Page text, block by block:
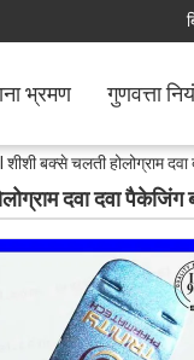
भ्रमण गुणवत्ता
शीशी बक्से चलती होलोग्राम
दवा दवा